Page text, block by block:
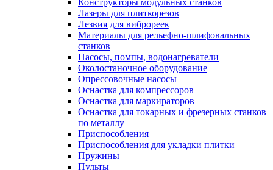
Конструкторы модульных станков
Лазеры для плиткорезов
Лезвия для виброреек
Материалы для рельефно-шлифовальных
станков
Насосы, помпы, водонагреватели
Околостаночное оборудование
Опрессовочные насосы
Оснастка для компрессоров
Оснастка для маркираторов
Оснастка для токарных и фрезерных станков
по металлу
Приспособления
Приспособления для укладки плитки
Пружины
Пульты